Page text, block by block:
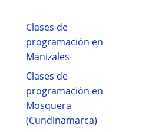
Clases de
programación en
Manizales
Clases de
programación en
Mosquera
(Cundinamarca)